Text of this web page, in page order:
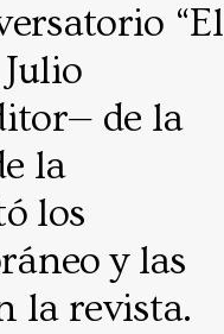
“El
de la
la
los
y las
la revista.